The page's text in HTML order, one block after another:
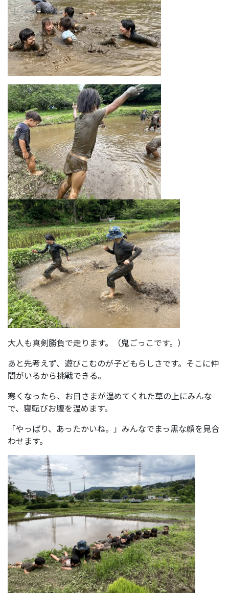
大人も真剣勝負で走ります。（鬼ごっこです。）
あと先考えず、遊びこむのが子どもらしさです。そこに仲
間がいるから挑戦できる。
寒くなったら、お日さまが温めてくれた草の上にみんな
で、寝転びお腹を温めます。
「やっぱり、あったかいね。」みんなでまっ黒な顔を見合
わせます。